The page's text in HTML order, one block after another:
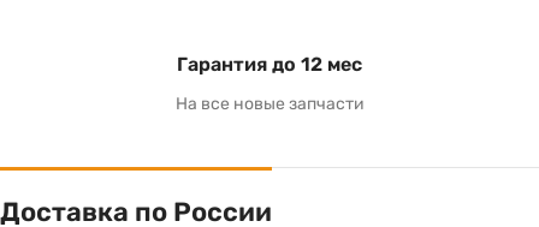
Гарантия до 12 мес
На все новые запчасти
Доставка по России